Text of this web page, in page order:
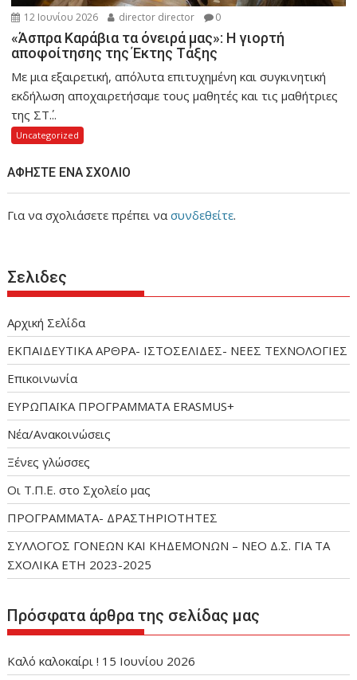
12 Ιουνίου 2026 director director 0
«Άσπρα Καράβια τα όνειρά μας»: Η γιορτή
αποφοίτησης της Έκτης Τάξης
Με μια εξαιρετική, απόλυτα επιτυχημένη και συγκινητική
εκδήλωση αποχαιρετήσαμε τους μαθητές και τις μαθήτριες
της ΣΤ΄...
Uncategorized
ΑΦΉΣΤΕ ΈΝΑ ΣΧΌΛΙΟ
Για να σχολιάσετε πρέπει νασυνδεθείτε.
Σελιδες
Αρχική Σελίδα
ΕΚΠΑΙΔΕΥΤΙΚΑ ΑΡΘΡΑ- ΙΣΤΟΣΕΛΙΔΕΣ- ΝΕΕΣ ΤΕΧΝΟΛΟΓΙΕΣ
Επικοινωνία
ΕΥΡΩΠΑΪΚΑ ΠΡΟΓΡΑΜΜΑΤΑ ERASMUS+
Νέα/Ανακοινώσεις
Ξένες γλώσσες
Οι Τ.Π.Ε. στο Σχολείο μας
ΠΡΟΓΡΑΜΜΑΤΑ- ΔΡΑΣΤΗΡΙΟΤΗΤΕΣ
ΣΥΛΛΟΓΟΣ ΓΟΝΕΩΝ ΚΑΙ ΚΗΔΕΜΟΝΩΝ – ΝΕΟ Δ.Σ. ΓΙΑ ΤΑ
ΣΧΟΛΙΚΑ ΕΤΗ 2023-2025
Πρόσφατα άρθρα της σελίδας μας
Καλό καλοκαίρι ! 15 Ιουνίου 2026